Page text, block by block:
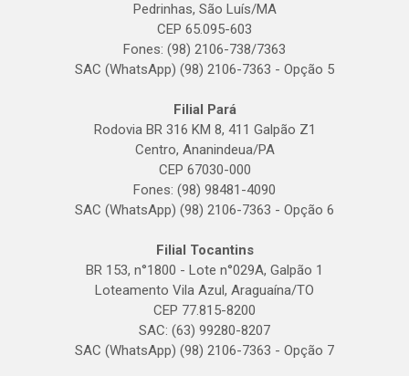
Pedrinhas, São Luís/MA
CEP 65.095-603
Fones: (98) 2106-738/7363
SAC (WhatsApp) (98) 2106-7363 - Opção 5
Filial Pará
Rodovia BR 316 KM 8, 411 Galpão Z1
Centro, Ananindeua/PA
CEP 67030-000
Fones: (98) 98481-4090
SAC (WhatsApp) (98) 2106-7363 - Opção 6
Filial Tocantins
BR 153, n°1800 - Lote n°029A, Galpão 1
Loteamento Vila Azul, Araguaína/TO
CEP 77.815-8200
SAC: (63) 99280-8207
SAC (WhatsApp) (98) 2106-7363 - Opção 7